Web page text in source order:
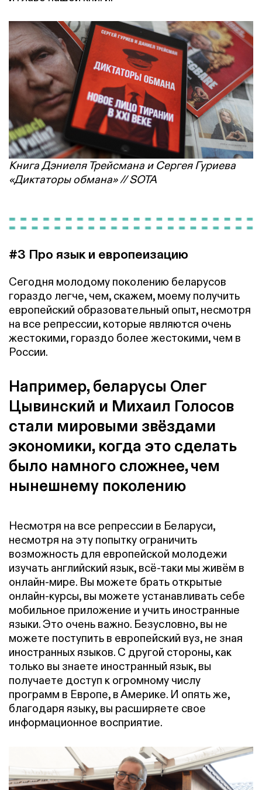
Книга Дэниеля Трейсмана и Сергея Гуриева
«Диктаторы обмана» // SOTA
#3 Про язык и европеизацию
Сегодня молодому поколению беларусов
гораздо легче, чем, скажем, моему получить
европейский образовательный опыт, несмотря
на все репрессии, которые являются очень
жестокими, гораздо более жестокими, чем в
России.
Например, беларусы Олег
Цывинский и Михаил Голосов
стали мировыми звёздами
экономики, когда это сделать
было намного сложнее, чем
нынешнему поколению
Несмотря на все репрессии в Беларуси,
несмотря на эту попытку ограничить
возможность для европейской молодежи
изучать английский язык, всё-таки мы живём в
онлайн-мире. Вы можете брать открытые
онлайн-курсы, вы можете устанавливать себе
мобильное приложение и учить иностранные
языки. Это очень важно. Безусловно, вы не
можете поступить в европейский вуз, не зная
иностранных языков. С другой стороны, как
только вы знаете иностранный язык, вы
получаете доступ к огромному числу
программ в Европе, в Америке. И опять же,
благодаря языку, вы расширяете свое
информационное восприятие.